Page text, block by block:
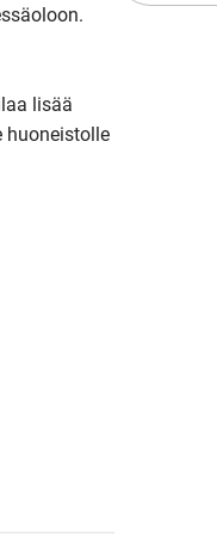
lisää
huoneistolle